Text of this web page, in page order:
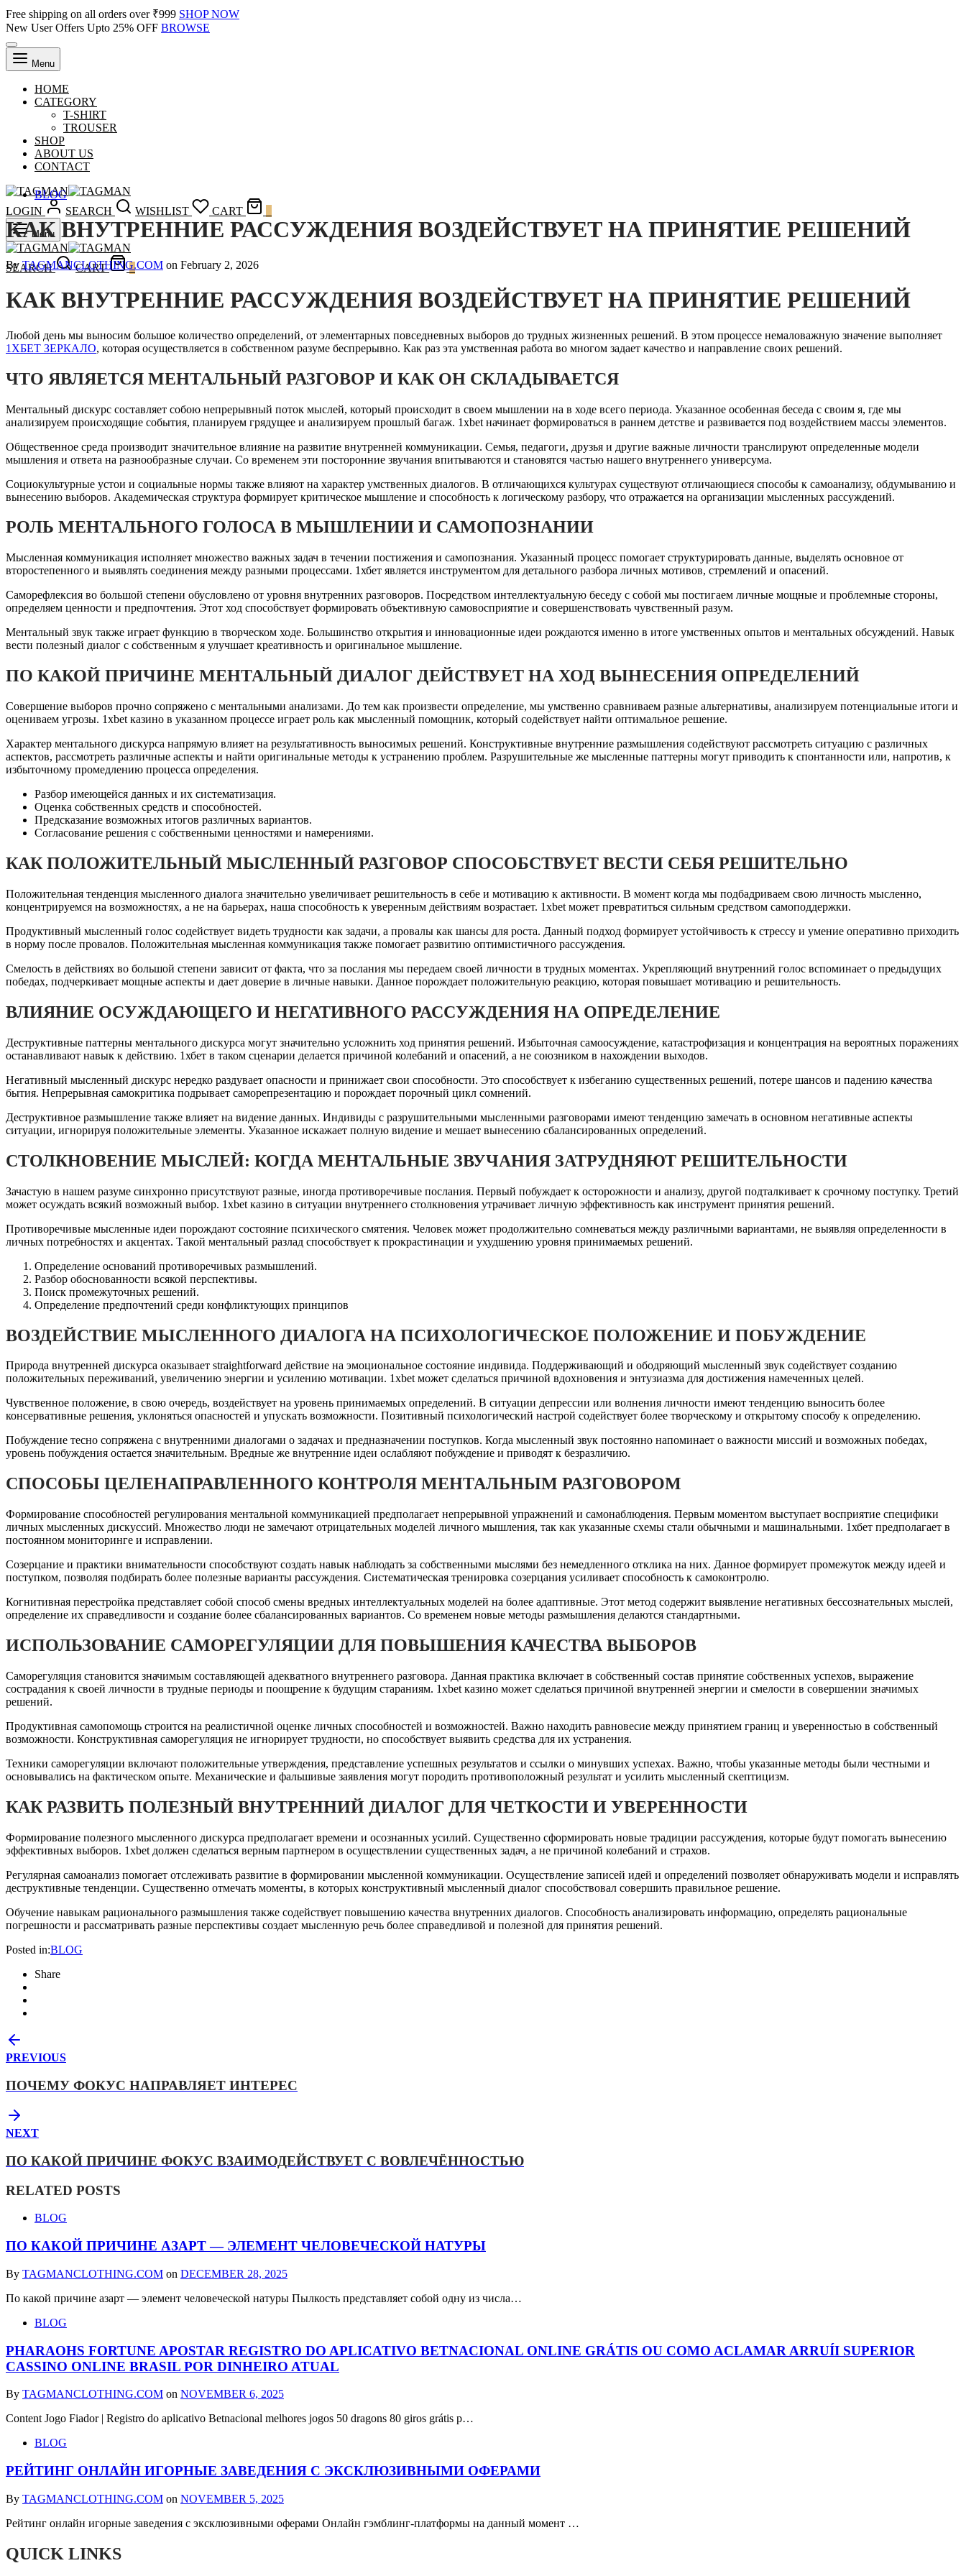
Free shipping on all orders over ₹999 SHOP NOW
New User Offers Upto 25% OFF BROWSE
Menu
HOME
CATEGORY
T-SHIRT
TROUSER
SHOP
ABOUT US
CONTACT
LOGIN SEARCH WISHLIST CART
Menu
SEARCH CART 0
BLOG
КАК ВНУТРЕННИЕ РАССУЖДЕНИЯ ВОЗДЕЙСТВУЕТ НА ПРИНЯТИЕ РЕШЕНИЙ
ByTAGMANCLOTHING.COM on February 2, 2026
КАК ВНУТРЕННИЕ РАССУЖДЕНИЯ ВОЗДЕЙСТВУЕТ НА ПРИНЯТИЕ РЕШЕНИЙ
Любой день мы выносим большое количество определений, от элементарных повседневных выборов до трудных жизненных решений. В этом процессе немаловажную значение выполняет
1ХБЕТ ЗЕРКАЛО, которая осуществляется в собственном разуме беспрерывно. Как раз эта умственная работа во многом задает качество и направление своих решений.
ЧТО ЯВЛЯЕТСЯ МЕНТАЛЬНЫЙ РАЗГОВОР И КАК ОН СКЛАДЫВАЕТСЯ
Ментальный дискурс составляет собою непрерывный поток мыслей, который происходит в своем мышлении на в ходе всего периода. Указанное особенная беседа с своим я, где мы
анализируем происходящие события, планируем грядущее и анализируем прошлый багаж. 1xbet начинает формироваться в раннем детстве и развивается под воздействием массы элементов.
Общественное среда производит значительное влияние на развитие внутренней коммуникации. Семья, педагоги, друзья и другие важные личности транслируют определенные модели
мышления и ответа на разнообразные случаи. Со временем эти посторонние звучания впитываются и становятся частью нашего внутреннего универсума.
Социокультурные устои и социальные нормы также влияют на характер умственных диалогов. В отличающихся культурах существуют отличающиеся способы к самоанализу, обдумыванию и
вынесению выборов. Академическая структура формирует критическое мышление и способность к логическому разбору, что отражается на организации мысленных рассуждений.
РОЛЬ МЕНТАЛЬНОГО ГОЛОСА В МЫШЛЕНИИ И САМОПОЗНАНИИ
Мысленная коммуникация исполняет множество важных задач в течении постижения и самопознания. Указанный процесс помогает структурировать данные, выделять основное от
второстепенного и выявлять соединения между разными процессами. 1хбет является инструментом для детального разбора личных мотивов, стремлений и опасений.
Саморефлексия во большой степени обусловлено от уровня внутренних разговоров. Посредством интеллектуальную беседу с собой мы постигаем личные мощные и проблемные стороны,
определяем ценности и предпочтения. Этот ход способствует формировать объективную самовосприятие и совершенствовать чувственный разум.
Ментальный звук также играет функцию в творческом ходе. Большинство открытия и инновационные идеи рождаются именно в итоге умственных опытов и ментальных обсуждений. Навык
вести полезный диалог с собственным я улучшает креативность и оригинальное мышление.
ПО КАКОЙ ПРИЧИНЕ МЕНТАЛЬНЫЙ ДИАЛОГ ДЕЙСТВУЕТ НА ХОД ВЫНЕСЕНИЯ ОПРЕДЕЛЕНИЙ
Совершение выборов прочно сопряжено с ментальными анализами. До тем как произвести определение, мы умственно сравниваем разные альтернативы, анализируем потенциальные итоги и
оцениваем угрозы. 1xbet казино в указанном процессе играет роль как мысленный помощник, который содействует найти оптимальное решение.
Характер ментального дискурса напрямую влияет на результативность выносимых решений. Конструктивные внутренние размышления содействуют рассмотреть ситуацию с различных
аспектов, рассмотреть различные аспекты и найти оригинальные методы к устранению проблем. Разрушительные же мысленные паттерны могут приводить к спонтанности или, напротив, к
избыточному промедлению процесса определения.
Разбор имеющейся данных и их систематизация.
Оценка собственных средств и способностей.
Предсказание возможных итогов различных вариантов.
Согласование решения с собственными ценностями и намерениями.
КАК ПОЛОЖИТЕЛЬНЫЙ МЫСЛЕННЫЙ РАЗГОВОР СПОСОБСТВУЕТ ВЕСТИ СЕБЯ РЕШИТЕЛЬНО
Положительная тенденция мысленного диалога значительно увеличивает решительность в себе и мотивацию к активности. В момент когда мы подбадриваем свою личность мысленно,
концентрируемся на возможностях, а не на барьерах, наша способность к уверенным действиям возрастает. 1xbet может превратиться сильным средством самоподдержки.
Продуктивный мысленный голос содействует видеть трудности как задачи, а провалы как шансы для роста. Данный подход формирует устойчивость к стрессу и умение оперативно приходить
в норму после провалов. Положительная мысленная коммуникация также помогает развитию оптимистичного рассуждения.
Смелость в действиях во большой степени зависит от факта, что за послания мы передаем своей личности в трудных моментах. Укрепляющий внутренний голос вспоминает о предыдущих
победах, подчеркивает мощные аспекты и дает доверие в личные навыки. Данное порождает положительную реакцию, которая повышает мотивацию и решительность.
ВЛИЯНИЕ ОСУЖДАЮЩЕГО И НЕГАТИВНОГО РАССУЖДЕНИЯ НА ОПРЕДЕЛЕНИЕ
Деструктивные паттерны ментального дискурса могут значительно усложнить ход принятия решений. Избыточная самоосуждение, катастрофизация и концентрация на вероятных поражениях
останавливают навык к действию. 1хбет в таком сценарии делается причиной колебаний и опасений, а не союзником в нахождении выходов.
Негативный мысленный дискурс нередко раздувает опасности и принижает свои способности. Это способствует к избеганию существенных решений, потере шансов и падению качества
бытия. Непрерывная самокритика подрывает саморепрезентацию и порождает порочный цикл сомнений.
Деструктивное размышление также влияет на видение данных. Индивиды с разрушительными мысленными разговорами имеют тенденцию замечать в основном негативные аспекты
ситуации, игнорируя положительные элементы. Указанное искажает полную видение и мешает вынесению сбалансированных определений.
СТОЛКНОВЕНИЕ МЫСЛЕЙ: КОГДА МЕНТАЛЬНЫЕ ЗВУЧАНИЯ ЗАТРУДНЯЮТ РЕШИТЕЛЬНОСТИ
Зачастую в нашем разуме синхронно присутствуют разные, иногда противоречивые послания. Первый побуждает к осторожности и анализу, другой подталкивает к срочному поступку. Третий
может осуждать всякий возможный выбор. 1xbet казино в ситуации внутреннего столкновения утрачивает личную эффективность как инструмент принятия решений.
Противоречивые мысленные идеи порождают состояние психического смятения. Человек может продолжительно сомневаться между различными вариантами, не выявляя определенности в
личных потребностях и акцентах. Такой ментальный разлад способствует к прокрастинации и ухудшению уровня принимаемых решений.
Определение оснований противоречивых размышлений.
Разбор обоснованности всякой перспективы.
Поиск промежуточных решений.
Определение предпочтений среди конфликтующих принципов
ВОЗДЕЙСТВИЕ МЫСЛЕННОГО ДИАЛОГА НА ПСИХОЛОГИЧЕСКОЕ ПОЛОЖЕНИЕ И ПОБУЖДЕНИЕ
Природа внутренней дискурса оказывает straightforward действие на эмоциональное состояние индивида. Поддерживающий и ободряющий мысленный звук содействует созданию
положительных переживаний, увеличению энергии и усилению мотивации. 1xbet может сделаться причиной вдохновения и энтузиазма для достижения намеченных целей.
Чувственное положение, в свою очередь, воздействует на уровень принимаемых определений. В ситуации депрессии или волнения личности имеют тенденцию выносить более
консервативные решения, уклоняться опасностей и упускать возможности. Позитивный психологический настрой содействует более творческому и открытому способу к определению.
Побуждение тесно сопряжена с внутренними диалогами о задачах и предназначении поступков. Когда мысленный звук постоянно напоминает о важности миссий и возможных победах,
уровень побуждения остается значительным. Вредные же внутренние идеи ослабляют побуждение и приводят к безразличию.
СПОСОБЫ ЦЕЛЕНАПРАВЛЕННОГО КОНТРОЛЯ МЕНТАЛЬНЫМ РАЗГОВОРОМ
Формирование способностей регулирования ментальной коммуникацией предполагает непрерывной упражнений и самонаблюдения. Первым моментом выступает восприятие специфики
личных мысленных дискуссий. Множество люди не замечают отрицательных моделей личного мышления, так как указанные схемы стали обычными и машинальными. 1хбет предполагает в
постоянном мониторинге и исправлении.
Созерцание и практики внимательности способствуют создать навык наблюдать за собственными мыслями без немедленного отклика на них. Данное формирует промежуток между идеей и
поступком, позволяя подбирать более полезные варианты рассуждения. Систематическая тренировка созерцания усиливает способность к самоконтролю.
Когнитивная перестройка представляет собой способ смены вредных интеллектуальных моделей на более адаптивные. Этот метод содержит выявление негативных бессознательных мыслей,
определение их справедливости и создание более сбалансированных вариантов. Со временем новые методы размышления делаются стандартными.
ИСПОЛЬЗОВАНИЕ САМОРЕГУЛЯЦИИ ДЛЯ ПОВЫШЕНИЯ КАЧЕСТВА ВЫБОРОВ
Саморегуляция становится значимым составляющей адекватного внутреннего разговора. Данная практика включает в собственный состав принятие собственных успехов, выражение
сострадания к своей личности в трудные периоды и поощрение к будущим стараниям. 1xbet казино может сделаться причиной внутренней энергии и смелости в совершении значимых
решений.
Продуктивная самопомощь строится на реалистичной оценке личных способностей и возможностей. Важно находить равновесие между принятием границ и уверенностью в собственный
возможности. Конструктивная саморегуляция не игнорирует трудности, но способствует выявить средства для их устранения.
Техники саморегуляции включают положительные утверждения, представление успешных результатов и ссылки о минувших успехах. Важно, чтобы указанные методы были честными и
основывались на фактическом опыте. Механические и фальшивые заявления могут породить противоположный результат и усилить мысленный скептицизм.
КАК РАЗВИТЬ ПОЛЕЗНЫЙ ВНУТРЕННИЙ ДИАЛОГ ДЛЯ ЧЕТКОСТИ И УВЕРЕННОСТИ
Формирование полезного мысленного дискурса предполагает времени и осознанных усилий. Существенно сформировать новые традиции рассуждения, которые будут помогать вынесению
эффективных выборов. 1xbet должен сделаться верным партнером в осуществлении существенных задач, а не причиной колебаний и страхов.
Регулярная самоанализ помогает отслеживать развитие в формировании мысленной коммуникации. Осуществление записей идей и определений позволяет обнаруживать модели и исправлять
деструктивные тенденции. Существенно отмечать моменты, в которых конструктивный мысленный диалог способствовал совершить правильное решение.
Обучение навыкам рационального размышления также содействует повышению качества внутренних диалогов. Способность анализировать информацию, определять рациональные
погрешности и рассматривать разные перспективы создает мысленную речь более справедливой и полезной для принятия решений.
Posted in:BLOG
Share
PREVIOUS
ПОЧЕМУ ФОКУС НАПРАВЛЯЕТ ИНТЕРЕС
NEXT
ПО КАКОЙ ПРИЧИНЕ ФОКУС ВЗАИМОДЕЙСТВУЕТ С ВОВЛЕЧЁННОСТЬЮ
RELATED POSTS
BLOG
ПО КАКОЙ ПРИЧИНЕ АЗАРТ — ЭЛЕМЕНТ ЧЕЛОВЕЧЕСКОЙ НАТУРЫ
By TAGMANCLOTHING.COM on DECEMBER 28, 2025
По какой причине азарт — элемент человеческой натуры Пылкость представляет собой одну из числа…
BLOG
PHARAOHS FORTUNE APOSTAR REGISTRO DO APLICATIVO BETNACIONAL ONLINE GRÁTIS OU COMO ACLAMAR ARRUÍI SUPERIOR
CASSINO ONLINE BRASIL POR DINHEIRO ATUAL
By TAGMANCLOTHING.COM on NOVEMBER 6, 2025
Content Jogo Fiador | Registro do aplicativo Betnacional melhores jogos 50 dragons 80 giros grátis p…
BLOG
РЕЙТИНГ ОНЛАЙН ИГОРНЫЕ ЗАВЕДЕНИЯ С ЭКСКЛЮЗИВНЫМИ ОФЕРАМИ
By TAGMANCLOTHING.COM on NOVEMBER 5, 2025
Рейтинг онлайн игорные заведения с эксклюзивными оферами Онлайн гэмблинг-платформы на данный момент …
QUICK LINKS